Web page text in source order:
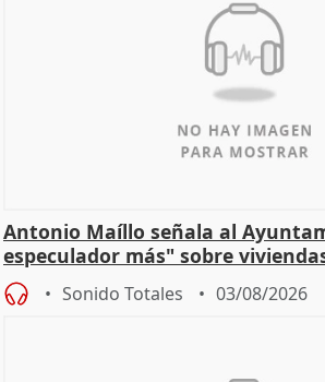
Antonio Maíllo señala al
especulador más" sobre
Becerril
Sonido Totales 03/08/2026